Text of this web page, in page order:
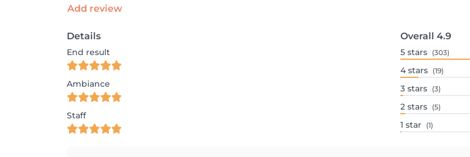
Add review
Details
End result
Ambiance
Staff
Overall 4.9
5 stars (303)
4 stars (19)
3 stars (3)
2 stars (5)
1 star (1)